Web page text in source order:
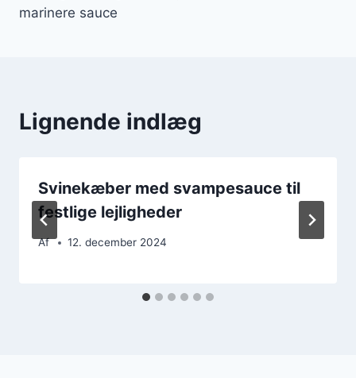
marinere sauce
Lignende indlæg
Svinekæber med svampesauce til
festlige lejligheder
Af 12. december 2024